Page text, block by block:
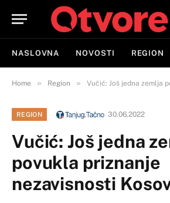
NASLOVNA NOVOSTI REGION
Home » Region » Vučić: Još jedna zemlja povukla
REGION 30.06.2022
Vučić: Još jedna
povukla priznanje
nezavisnosti